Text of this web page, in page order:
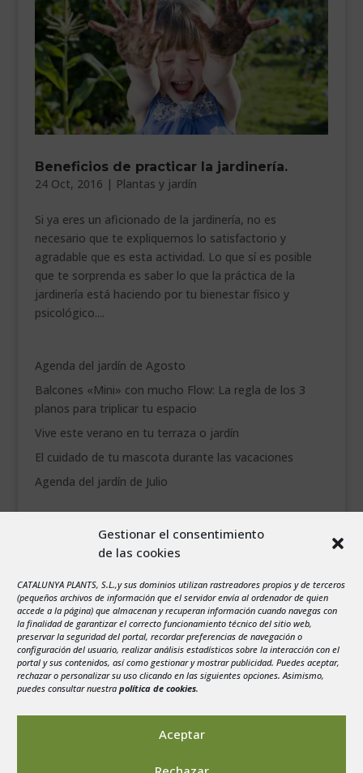
Gestionar el consentimiento
de las cookies
CATALUNYA PLANTS, S.L.,y sus dominios utilizan rastreadores propios y de terceros
(pequeños archivos de información que el servidor envía al ordenador de quien
accede a la página) que almacenan y recuperan información cuando navegas con
la finalidad de garantizar el correcto funcionamiento técnico del sitio web,
preservar la seguridad del portal, recordar preferencias de navegación o
configuración del usuario, realizar análisis estadísticos sobre la interacción con el
portal y sus contenidos, así como gestionar y mostrar publicidad. Puedes aceptar,
rechazar o personalizar su uso clicando en las siguientes opciones. Asimismo,
puedes consultar nuestra política de cookies.
Aceptar
Beneficios de practicar la jardinería.
24 Oct, 2016 | Plantas y jardín
Si ya eres un aficionado de la jardinería, no es
necesario que te expliquemos lo satisfactorio y
agradable que es esta actividad. Lo que sí es posible
que te sorprenda es saber lo que la práctica de la
jardinería está haciendo por tu bienestar físico y
psicológico....
Agenda del jardín de Agosto
Balcones «Mini» con mucho Flow: La regla de los 3
planos para triplicar tu espacio
Vive este verano en tu terraza o jardín
El cuidado de tu mascota durante las vacaciones
Agenda del jardín de Julio
X J V S
3
4 5 6 7 8
9
10
11 12 13 14 15
16
17
18 19 20 21 22
23
24
25 26 27 28 29
30
31